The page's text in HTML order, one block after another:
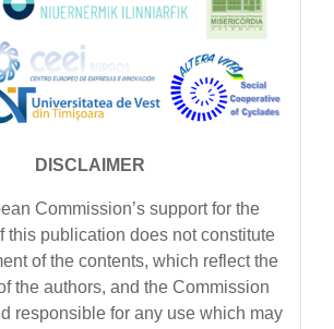
DISCLAIMER
Commission’s support for the
this publication does not constitute
of the contents, which reflect the
the authors, and the Commission
responsible for any use which may